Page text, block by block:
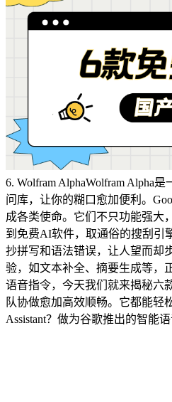
6. Wolfram AlphaWolfram Alpha
问库，让你的糊口愈加便利。
成各类使命。它们不只功能强大
到免费AI软件，取通俗的搜刮引
抄拼写和语法错误，让人望而却
验，如文本补全、摘要生成等，
语音指令，今天我们就来揭秘六
队协做愈加高效顺畅。它都能轻
Assistant？做为谷歌推出的智能语